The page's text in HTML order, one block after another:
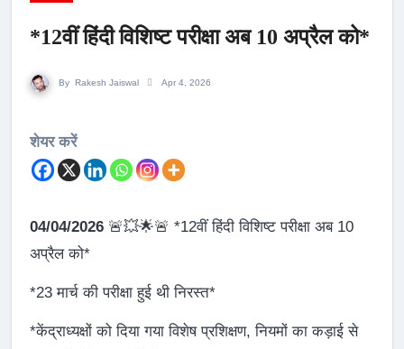
*12वीं हिंदी विशिष्ट परीक्षा अब 10 अप्रैल को*
By Rakesh Jaiswal Apr 4, 2026
शेयर करें
04/04/2026 🚨💥🌟🚨 *12वीं हिंदी विशिष्ट परीक्षा अब 10
अप्रैल को*
*23 मार्च की परीक्षा हुई थी निरस्त*
*केंद्राध्यक्षों को दिया गया विशेष प्रशिक्षण, नियमों का कड़ाई से